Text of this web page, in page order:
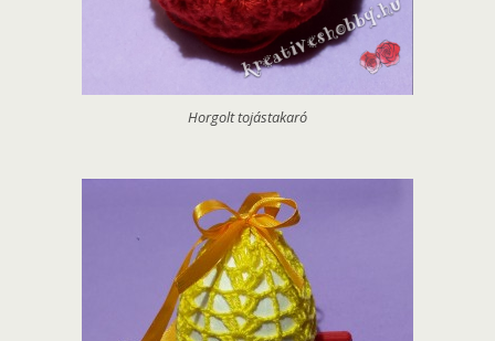
Horgolt tojástakaró